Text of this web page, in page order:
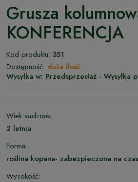
Grusza
KONFERENCJA
Kod produktu: 351
Dostępność: duża ilość
Wysyłka w: Przedsprzedaż - Wysyłka
Wiek sadzonki:
2 letnia
Forma:
roślina kopana- zabezpieczona na
Wysokość: